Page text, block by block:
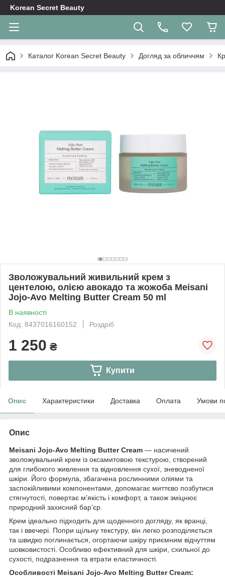
Korean Secret Beauty
Каталог Korean Secret Beauty Догляд за обличчям
Зволожувальний живильний крем з
центелою, олією авокадо та жожоба Meisani
Jojo-Avo Melting Butter Cream 50 ml
В наявності
Код: 8437016160152
Роздріб
1 250 ₴
Купити
Опис Характеристики Доставка Оплата Умови
Опис
Meisani Jojo-Avo Melting Butter Cream — насичений
зволожувальний крем із оксамитовою текстурою, створений
для глибокого живлення та відновлення сухої, зневодненої
шкіри. Його формула, збагачена рослинними оліями та
заспокійливими компонентами, допомагає миттєво позбутися
стягнутості, повертає м’якість і комфорт, а також зміцнює
природний захисний бар’єр.
Крем ідеально підходить для щоденного догляду, як вранці,
так і ввечері. Попри щільну текстуру, він легко розподіляється
та швидко поглинається, огортаючи шкіру приємним відчуттям
шовковистості. Особливо ефективний для шкіри, схильної до
сухості, подразнення та втрати еластичності.
Особливості Meisani Jojo-Avo Melting Butter Cream: